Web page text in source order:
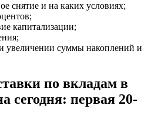
снятие и на каких условиях;
капитализации;
увеличении суммы накоплений и
по вкладам в
сегодня: первая 20-